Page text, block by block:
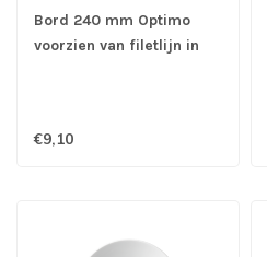
Bord 240 mm Optimo
voorzien van filetlijn in
€9,10